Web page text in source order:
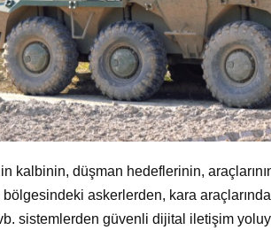
kalbinin, düşman hedeflerinin,
askerlerden, kara
sistemlerden güvenli dijital iletişim